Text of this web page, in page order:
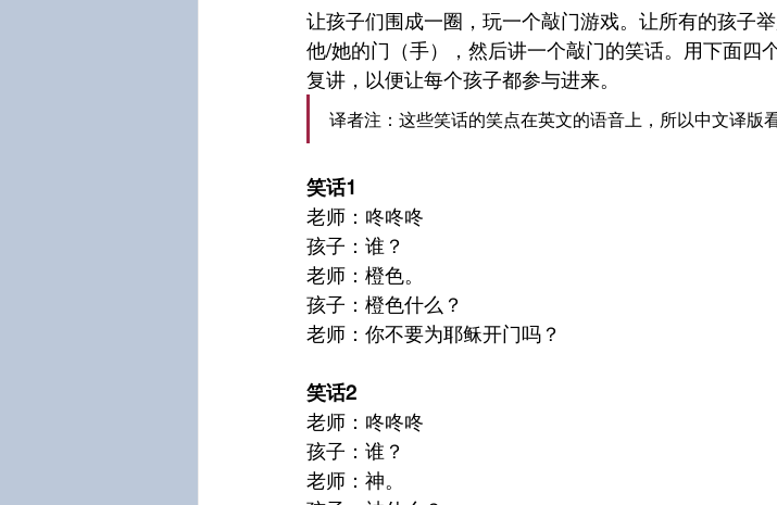
让孩子们围成一圈，玩一个敲门游戏。让所有的孩子
他/她的门（手），然后讲一个敲门的笑话。用下面四
复讲，以便让每个孩子都参与进来。
译者注：这些笑话的笑点在英文的语音上，所以中文译版
笑话1
老师：咚咚咚
孩子：谁？
老师：橙色。
孩子：橙色什么？
老师：你不要为耶稣开门吗？
笑话2
老师：咚咚咚
孩子：谁？
老师：神。